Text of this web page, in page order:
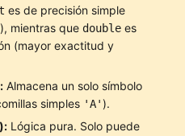
es de precisión simple
mientras que double es
(mayor exactitud y
Almacena un solo símbolo
simples 'A').
Lógica pura. Solo puede